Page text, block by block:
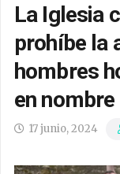
La Iglesia
prohíbe la
hombres
en
17 junio, 2024